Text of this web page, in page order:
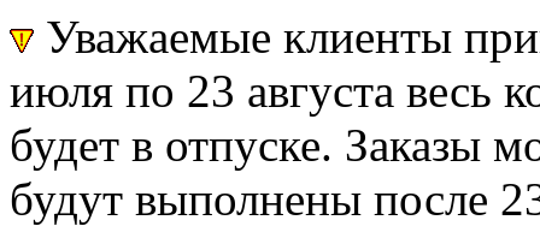
Уважаемые клиенты
июля по 23 августа весь
будет в отпуске. Заказы
будут выполнены после